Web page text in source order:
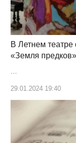
В Летнем театре
«Земля
29.01.2024 19:40